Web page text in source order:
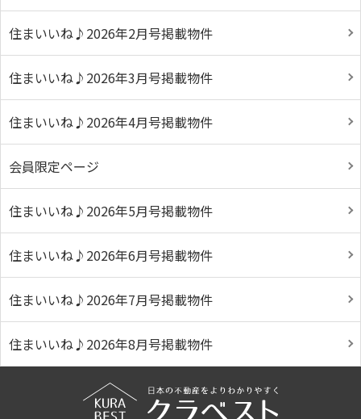
住まいいね♪2026年2月号掲載物件
住まいいね♪2026年3月号掲載物件
住まいいね♪2026年4月号掲載物件
会員限定ページ
住まいいね♪2026年5月号掲載物件
住まいいね♪2026年6月号掲載物件
住まいいね♪2026年7月号掲載物件
住まいいね♪2026年8月号掲載物件